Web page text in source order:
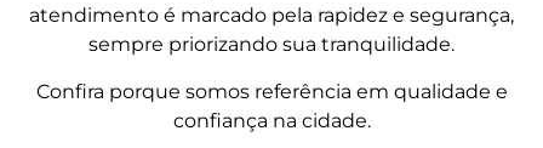
atendimento é marcado pela rapidez e segurança,
sempre priorizando sua tranquilidade.
Confira porque somos referência em qualidade e
confiança na cidade.